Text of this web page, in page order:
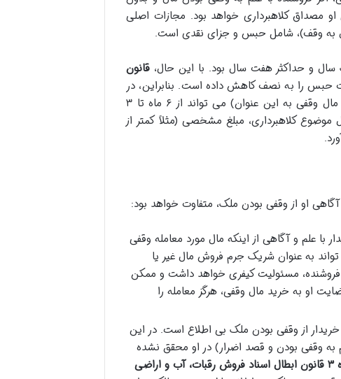
مصداق کلاهبرداری خواهد بود. مجازات اصلی
مال به وقف)، شامل حبس و جزای نقدی است.
و حداکثر هفت سال بود. با این حال، قانون
حبس را به نصف کاهش داده است. بنابراین، در
حال حاضر، مجازات حبس برای جرم کلاهبرداری (و در نتیجه فروش مال وقفی به این عنوان) می تواند از ۶ ماه تا ۳
کلاهبرداری، مبلغ مشخصی (مثلاً کمتر از
او از وقفی بودن ملک، متفاوت خواهد بود:
با علم و آگاهی از اینکه مال مورد معامله وقفی
به عنوان شریک جرم فروش مال غیر یا
فروشنده، مسئولیت کیفری خواهد داشت و ممکن
او به خرید مال وقفی، هرگز معامله را
خریدار از وقفی بودن ملک بی اطلاع است. در این
به وقفی بودن و قصد اضرار) در او محقق نشده
تبصره ۳ قانون ابطال اسناد فروش رقبات، آب و اراضی